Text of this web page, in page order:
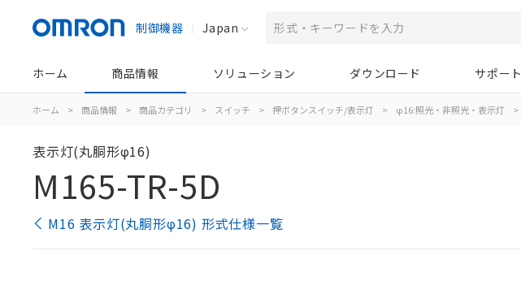
制御機器 Japan
ホーム 商品情報 ソリューション ダウンロード サポート
ホーム > 商品情報 > 商品カテゴリ > スイッチ > 押ボタンスイッチ/表示灯 > φ16:照光・非照光・表示灯 >
表示灯(丸胴形φ16)
M165-TR-5D
M16 表示灯(丸胴形φ16) 形式仕様一覧